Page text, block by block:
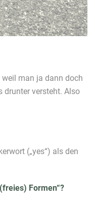
weil man ja dann doch
drunter versteht. Also
(„yes“) als den
Formen“?